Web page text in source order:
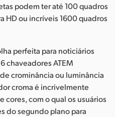
podem ter até 100 quadros
HD ou incríveis 1600 quadros
perfeita para noticiários
chaveadores ATEM
crominância ou luminância
croma é incrivelmente
cores, com o qual os usuários
do segundo plano para